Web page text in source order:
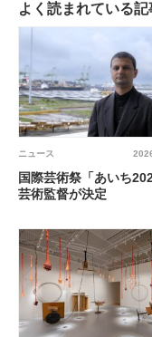
よく読まれている記
ニュース
国際芸術祭「あいち
芸術監督が決定